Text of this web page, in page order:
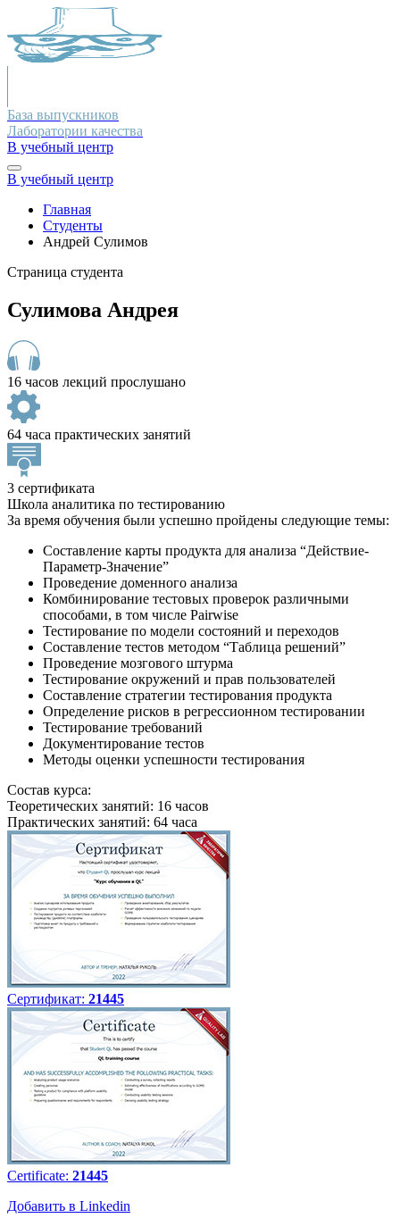
База выпускников
Лаборатории качества
В учебный центр
В учебный центр
Главная
Студенты
Андрей Сулимов
Страница студента
Сулимова Андрея
16 часов лекций прослушано
64 часа практических занятий
3 сертификата
Школа аналитика по тестированию
За время обучения были успешно пройдены следующие темы:
Составление карты продукта для анализа “Действие-
Параметр-Значение”
Проведение доменного анализа
Комбинирование тестовых проверок различными
способами, в том числе Pairwise
Тестирование по модели состояний и переходов
Составление тестов методом “Таблица решений”
Проведение мозгового штурма
Тестирование окружений и прав пользователей
Составление стратегии тестирования продукта
Определение рисков в регрессионном тестировании
Тестирование требований
Документирование тестов
Методы оценки успешности тестирования
Состав курса:
Теоретических занятий: 16 часов
Практических занятий: 64 часа
Сертификат: 21445
Certificate: 21445
Добавить в Linkedin